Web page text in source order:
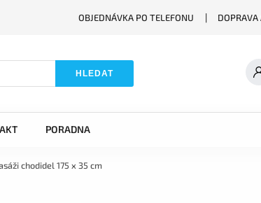
OBJEDNÁVKA PO TELEFONU DOPRAVA
HLEDAT
PORADNA
chodidel 175 x 35 cm